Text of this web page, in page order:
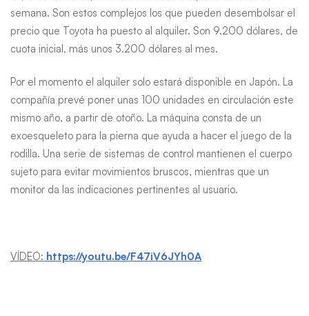
semana. Son estos complejos los que pueden desembolsar el
precio que Toyota ha puesto al alquiler. Son 9.200 dólares, de
cuota inicial, más unos 3.200 dólares al mes.
Por el momento el alquiler solo estará disponible en Japón. La
compañía prevé poner unas 100 unidades en circulación este
mismo año, a partir de otoño. La máquina consta de un
exoesqueleto para la pierna que ayuda a hacer el juego de la
rodilla. Una serie de sistemas de control mantienen el cuerpo
sujeto para evitar movimientos bruscos, mientras que un
monitor da las indicaciones pertinentes al usuario.
VÍDEO: https://youtu.be/F47iV6JYh0A